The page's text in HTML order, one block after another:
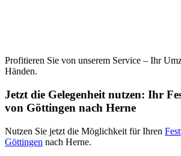
Profitieren Sie von unserem Service – Ihr
Händen.
Jetzt die Gelegenheit nutzen: Ihr
von Göttingen nach Herne
Nutzen Sie jetzt die Möglichkeit für Ihren
Göttingen nach Herne.